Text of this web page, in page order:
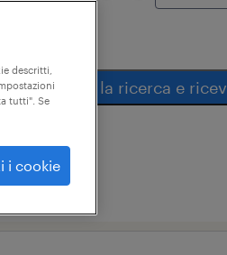
salva la ricerca e
descritti,
tutti". Se
i cookie